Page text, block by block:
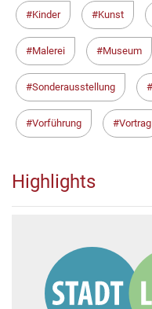
Kinder Kunst
Malerei Museum
Sonderausstellung
Vorführung Vortrag
Highlights